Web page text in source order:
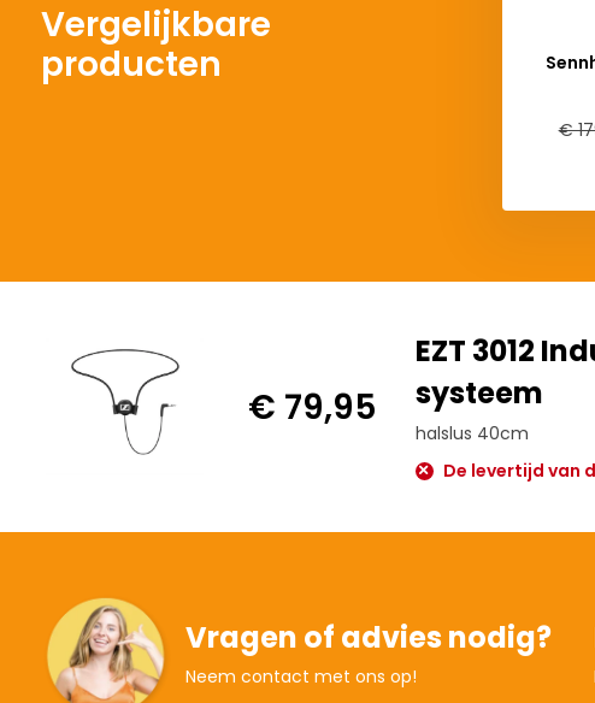
Vergelijkbare
producten
€
€ 79,95
EZT 3012
systeem
halslus 40cm
De levertijd van
Vragen of advies nodig?
Neem contact met ons op!